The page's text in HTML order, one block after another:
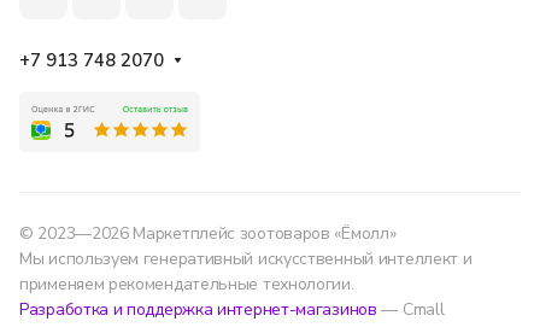
+7 913 748 2070
© 2023—2026 Маркетплейс зоотоваров «Ёмолл»
Мы используем генеративный искусственный интеллект и
применяем рекомендательные технологии.
Разработка и поддержка интернет-магазинов — Cmall